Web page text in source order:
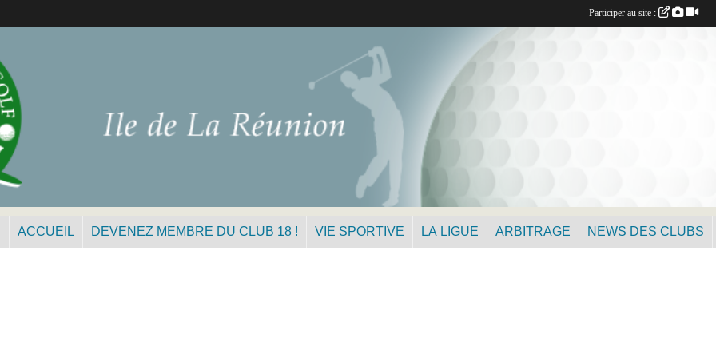
ACCUEIL DEVENEZ MEMBRE DU CLUB 18 ! VIE SPORTIVE LA LIGUE ARBITRAGE NEWS DES CLUBS
Participer au site :